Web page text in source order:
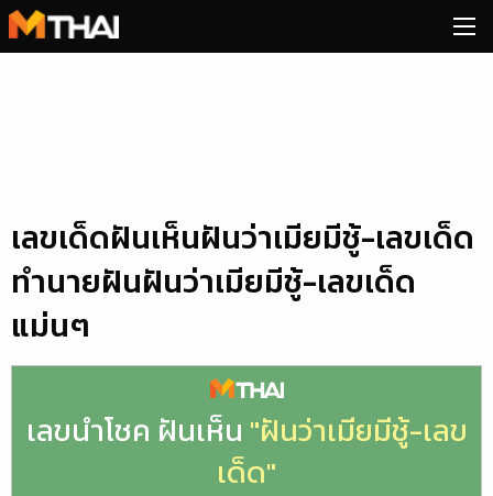
Skip
to
เลขเด็ดฝันเห็นฝันว่าเมียมีชู้-เลขเด็ด
ทำนายฝันฝันว่าเมียมีชู้-เลขเด็ด
แม่นๆ
เลขนำโชค ฝันเห็น "ฝันว่าเมียมีชู้-เลข
เด็ด"